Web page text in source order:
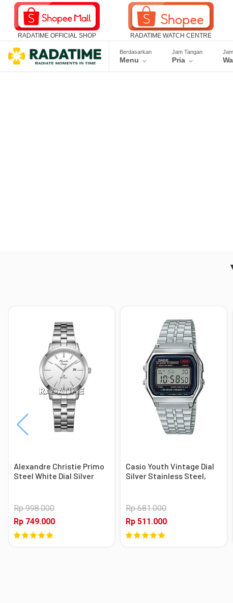
RADATIME OFFICIAL SHOP RADATIME WATCH CENTRE
Berdasarkan
Menu
Jam Tangan
Pria
Alexandre Christie Primo
Steel White Dial Silver
Rp 998.000
Rp 749.000
Casio Youth Vintage Dial
Silver Stainless Steel,
Rp 681.000
Rp 511.000